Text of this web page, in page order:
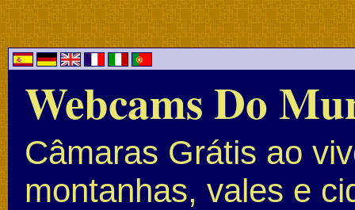
Webcams Do
Câmaras Grátis ao
montanhas, vales e